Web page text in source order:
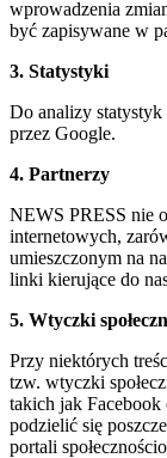
wprowadzenia
być zapisywane w
3. Statystyki
Do analizy
przez Google.
4. Partnerzy
NEWS PRESS nie
internetowych,
umieszczonym na
linki kierujące do
5. Wtyczki
Przy niektórych
tzw. wtyczki
takich jak
podzielić się
portali